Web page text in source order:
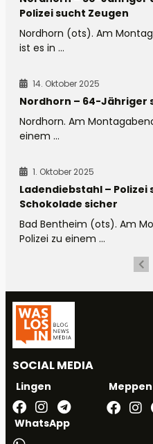
Polizei sucht Zeugen
Nordhorn (ots). Am
ist es in ...
14. Oktober 2025
Nordhorn – 64-Jähriger
Nordhorn. Am
einem ...
1. Oktober 2025
Ladendiebstahl – Polizei
Schokolade sicher
Bad Bentheim (ots). Am
Polizei zu einem ...
SOCIAL MEDIA
Lingen Meppen
WhatsApp